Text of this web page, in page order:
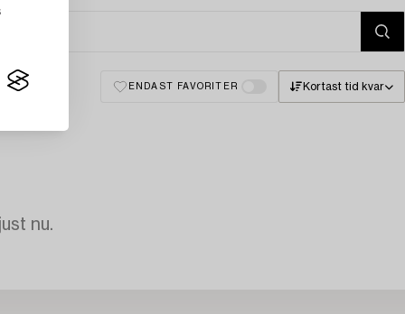
ENDAST FAVORITER Kortast tid kvar
nu.